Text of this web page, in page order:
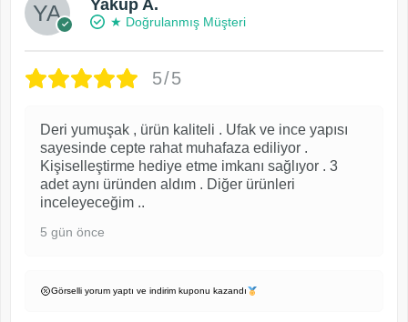
Yakup A.
★ Doğrulanmış Müşteri
5/5
Deri yumuşak , ürün kaliteli . Ufak ve ince yapısı
sayesinde cepte rahat muhafaza ediliyor .
Kişiselleştirme hediye etme imkanı sağlıyor . 3
adet aynı üründen aldım . Diğer ürünleri
inceleyeceğim ..
5 gün önce
Görselli yorum yaptı ve indirim kuponu kazandı